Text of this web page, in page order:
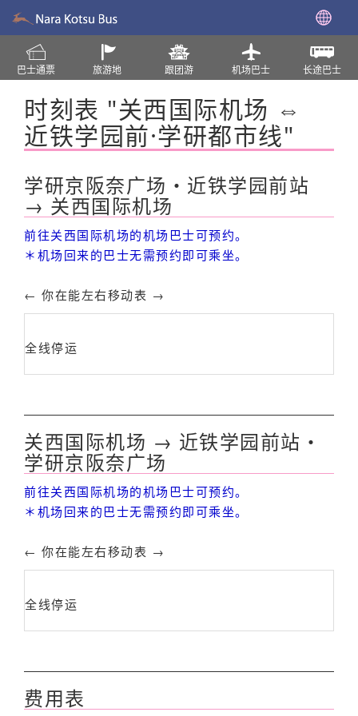
巴士通票 旅游地 跟团游 机场巴士 长途巴士
时刻表 "关西国际机场 ⇔
近铁学园前·学研都市线"
学研京阪奈广场・近铁学园前站
→ 关西国际机场
前往关西国际机场的机场巴士可预约。
＊机场回来的巴士无需预约即可乘坐。
← 你在能左右移动表 →
全线停运
关西国际机场 → 近铁学园前站・
学研京阪奈广场
前往关西国际机场的机场巴士可预约。
＊机场回来的巴士无需预约即可乘坐。
← 你在能左右移动表 →
全线停运
费用表